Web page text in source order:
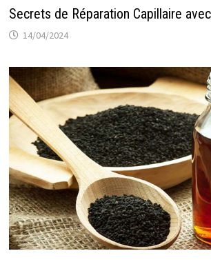
Secrets de Réparation Capillaire
14/04/2024